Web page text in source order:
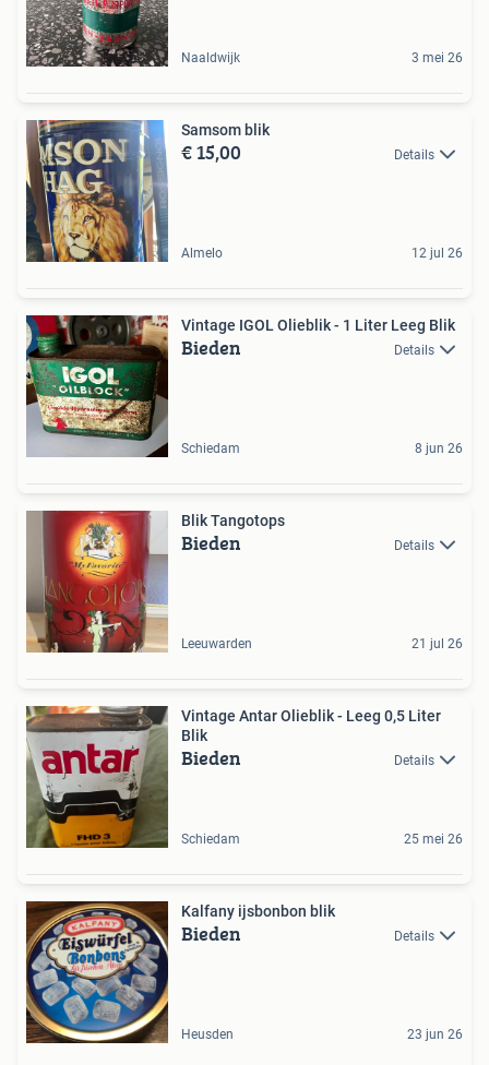
Naaldwijk 3 mei 26
Samsom blik
€ 15,00 Details
Almelo 12 jul 26
Vintage IGOL Olieblik - 1 Liter Leeg Blik
Bieden Details
Schiedam 8 jun 26
Blik Tangotops
Bieden Details
Leeuwarden 21 jul 26
Vintage Antar Olieblik - Leeg 0,5 Liter
Blik
Bieden Details
Schiedam 25 mei 26
Kalfany ijsbonbon blik
Bieden Details
Heusden 23 jun 26